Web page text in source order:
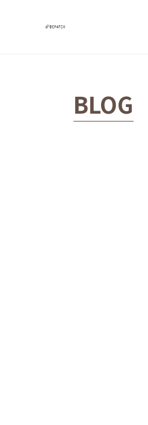
BLOG